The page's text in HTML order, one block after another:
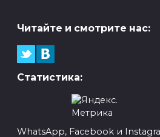
Читайте и смотрите нас:
Статистика:
WhatsApp, Facebook и